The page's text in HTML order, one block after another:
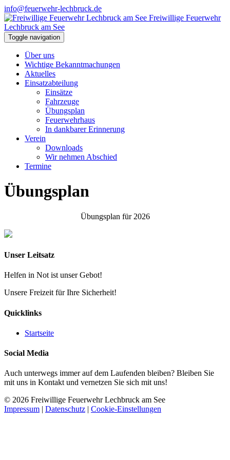
info@feuerwehr-lechbruck.de
Freiwillige Feuerwehr
Lechbruck am See
Toggle navigation
Über uns
Wichtige Bekanntmachungen
Aktuelles
Einsatzabteilung
Einsätze
Fahrzeuge
Übungsplan
Feuerwehrhaus
In dankbarer Erinnerung
Verein
Downloads
Wir nehmen Abschied
Termine
Übungsplan
Übungsplan für 2026
Unser Leitsatz
Helfen in Not ist unser Gebot!
Unsere Freizeit für Ihre Sicherheit!
Quicklinks
Startseite
Social Media
Auch unterwegs immer auf dem Laufenden bleiben? Bleiben Sie
mit uns in Kontakt und vernetzen Sie sich mit uns!
© 2026 Freiwillige Feuerwehr Lechbruck am See
Impressum
Datenschutz Cookie-Einstellungen